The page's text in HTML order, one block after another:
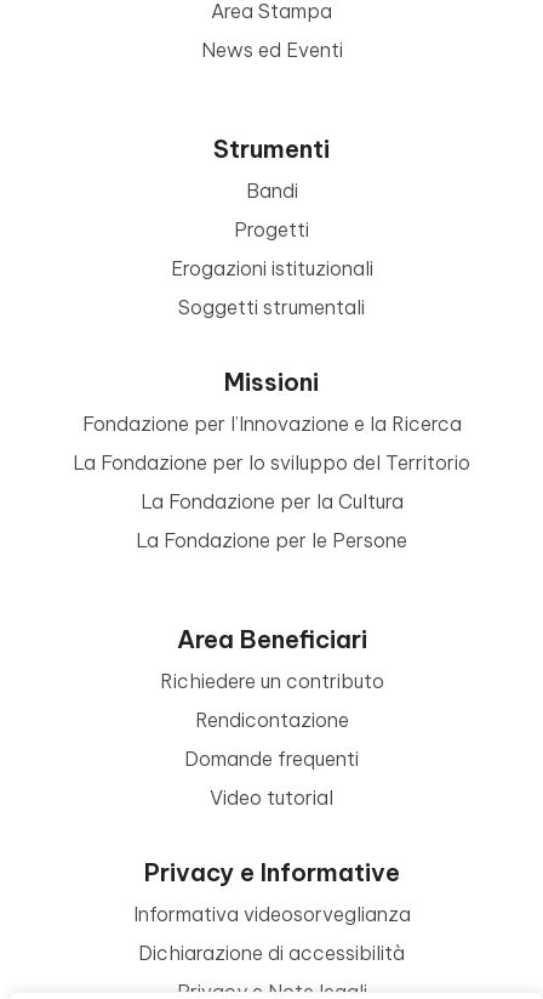
Area Stampa
News ed Eventi
Strumenti
Bandi
Progetti
Erogazioni istituzionali
Soggetti strumentali
Missioni
Fondazione per l’Innovazione e la Ricerca
La Fondazione per lo sviluppo del Territorio
La Fondazione per la Cultura
La Fondazione per le Persone
Area Beneficiari
Richiedere un contributo
Rendicontazione
Domande frequenti
Video tutorial
Privacy e Informative
Informativa videosorveglianza
Dichiarazione di accessibilità
Privacy e Note legali